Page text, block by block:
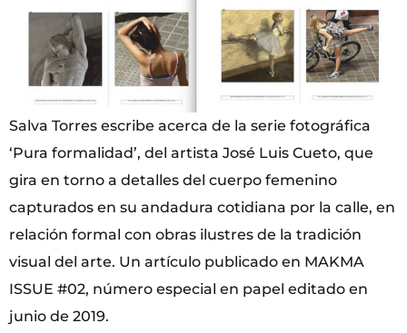
Salva Torres escribe acerca de la serie fotográfica
‘Pura formalidad’, del artista José Luis Cueto, que
gira en torno a detalles del cuerpo femenino
capturados en su andadura cotidiana por la calle, en
relación formal con obras ilustres de la tradición
visual del arte. Un artículo publicado en MAKMA
ISSUE #02, número especial en papel editado en
junio de 2019.